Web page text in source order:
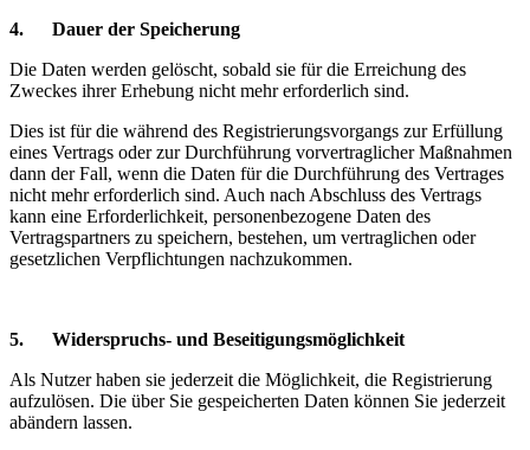
4. Dauer der Speicherung
Die Daten werden gelöscht, sobald sie für die Erreichung des
Zweckes ihrer Erhebung nicht mehr erforderlich sind.
Dies ist für die während des Registrierungsvorgangs zur Erfüllung
eines Vertrags oder zur Durchführung vorvertraglicher Maßnahmen
dann der Fall, wenn die Daten für die Durchführung des Vertrages
nicht mehr erforderlich sind. Auch nach Abschluss des Vertrags
kann eine Erforderlichkeit, personenbezogene Daten des
Vertragspartners zu speichern, bestehen, um vertraglichen oder
gesetzlichen Verpflichtungen nachzukommen.
5. Widerspruchs- und Beseitigungsmöglichkeit
Als Nutzer haben sie jederzeit die Möglichkeit, die Registrierung
aufzulösen. Die über Sie gespeicherten Daten können Sie jederzeit
abändern lassen.